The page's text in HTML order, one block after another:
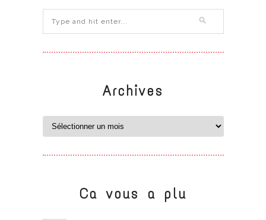
Archives
Ca vous a plu